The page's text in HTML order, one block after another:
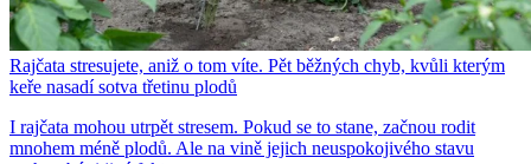
Rajčata stresujete, aniž o tom víte. Pět běžných chyb, kvůli kterým
keře nasadí sotva třetinu plodů
I rajčata mohou utrpět stresem. Pokud se to stane, začnou rodit
mnohem méně plodů. Ale na vině jejich neuspokojivého stavu